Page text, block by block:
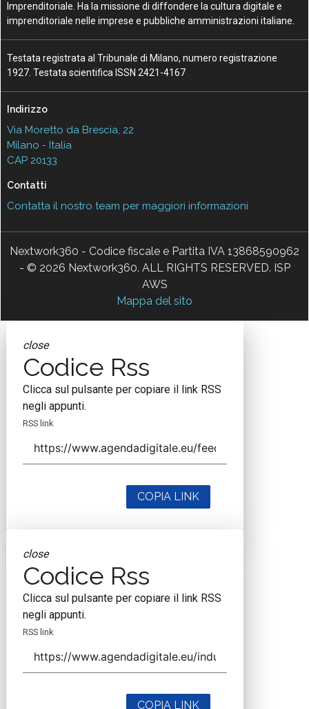
Imprenditoriale. Ha la missione di diffondere la cultura digitale e
imprenditoriale nelle imprese e pubbliche amministrazioni italiane.
Testata registrata al Tribunale di Milano, numero registrazione
1927. Testata scientifica ISSN 2421-4167
Indirizzo
Via Moretto da Brescia, 22
Milano - Italia
CAP 20133
Contatti
Contatta il nostro team per maggiori informazioni
Nextwork360 - Codice fiscale e Partita IVA 13868590962
- © 2026 Nextwork360. ALL RIGHTS RESERVED. ISP
AWS
Mappa del sito
close
Codice Rss
Clicca sul pulsante per copiare il link RSS
negli appunti.
RSS link
COPIA LINK
close
Codice Rss
Clicca sul pulsante per copiare il link RSS
negli appunti.
RSS link
COPIA LINK